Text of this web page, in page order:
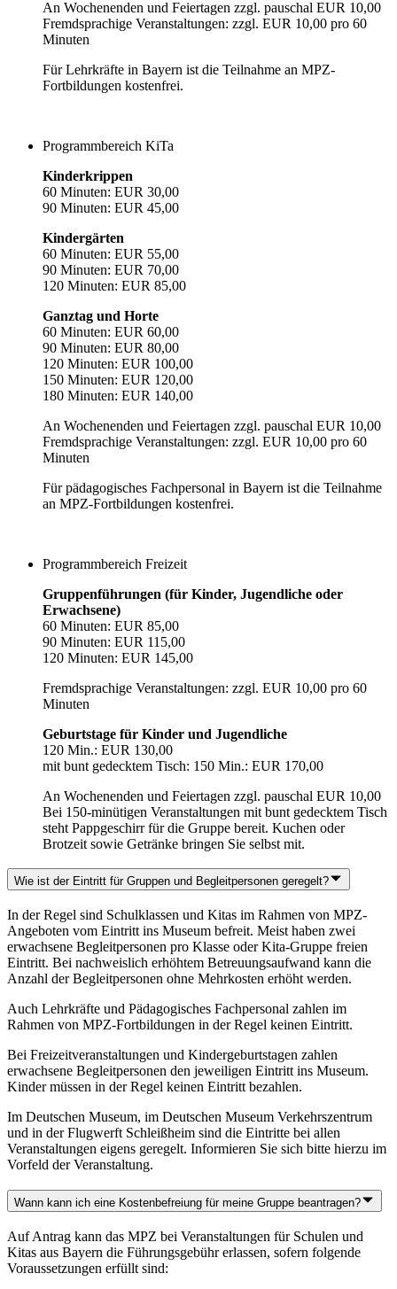
An Wochenenden und Feiertagen zzgl. pauschal EUR 10,00
Fremdsprachige Veranstaltungen: zzgl. EUR 10,00 pro 60
Minuten
Für Lehrkräfte in Bayern ist die Teilnahme an MPZ-
Fortbildungen kostenfrei.
Programmbereich KiTa
Kinderkrippen
60 Minuten: EUR 30,00
90 Minuten: EUR 45,00
Kindergärten
60 Minuten: EUR 55,00
90 Minuten: EUR 70,00
120 Minuten: EUR 85,00
Ganztag und Horte
60 Minuten: EUR 60,00
90 Minuten: EUR 80,00
120 Minuten: EUR 100,00
150 Minuten: EUR 120,00
180 Minuten: EUR 140,00
An Wochenenden und Feiertagen zzgl. pauschal EUR 10,00
Fremdsprachige Veranstaltungen: zzgl. EUR 10,00 pro 60
Minuten
Für pädagogisches Fachpersonal in Bayern ist die Teilnahme
an MPZ-Fortbildungen kostenfrei.
Programmbereich Freizeit
Gruppenführungen (für Kinder, Jugendliche oder
Erwachsene)
60 Minuten: EUR 85,00
90 Minuten: EUR 115,00
120 Minuten: EUR 145,00
Fremdsprachige Veranstaltungen: zzgl. EUR 10,00 pro 60
Minuten
Geburtstage für Kinder und Jugendliche
120 Min.: EUR 130,00
mit bunt gedecktem Tisch: 150 Min.: EUR 170,00
An Wochenenden und Feiertagen zzgl. pauschal EUR 10,00
Bei 150-minütigen Veranstaltungen mit bunt gedecktem Tisch
steht Pappgeschirr für die Gruppe bereit. Kuchen oder
Brotzeit sowie Getränke bringen Sie selbst mit.
Wie ist der Eintritt für Gruppen und Begleitpersonen geregelt?
In der Regel sind Schulklassen und Kitas im Rahmen von MPZ-
Angeboten vom Eintritt ins Museum befreit. Meist haben zwei
erwachsene Begleitpersonen pro Klasse oder Kita-Gruppe freien
Eintritt. Bei nachweislich erhöhtem Betreuungsaufwand kann die
Anzahl der Begleitpersonen ohne Mehrkosten erhöht werden.
Auch Lehrkräfte und Pädagogisches Fachpersonal zahlen im
Rahmen von MPZ-Fortbildungen in der Regel keinen Eintritt.
Bei Freizeitveranstaltungen und Kindergeburtstagen zahlen
erwachsene Begleitpersonen den jeweiligen Eintritt ins Museum.
Kinder müssen in der Regel keinen Eintritt bezahlen.
Im Deutschen Museum, im Deutschen Museum Verkehrszentrum
und in der Flugwerft Schleißheim sind die Eintritte bei allen
Veranstaltungen eigens geregelt. Informieren Sie sich bitte hierzu im
Vorfeld der Veranstaltung.
Wann kann ich eine Kostenbefreiung für meine Gruppe beantragen?
Auf Antrag kann das MPZ bei Veranstaltungen für Schulen und
Kitas aus Bayern die Führungsgebühr erlassen, sofern folgende
Voraussetzungen erfüllt sind: